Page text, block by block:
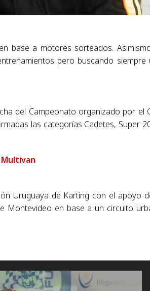
base a motores sorteados.
pero buscando siempre
del Campeonato organizado por el
las categorías Cadetes, Super
Uruguaya de Karting con el apoyo
Montevideo en base a un circuito